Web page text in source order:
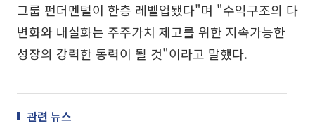
그룹 펀더멘털이 한층 레벨업됐다"며 "수익구조의 다
변화와 내실화는 주주가치 제고를 위한 지속가능한
성장의 강력한 동력이 될 것"이라고 말했다.
관련 뉴스